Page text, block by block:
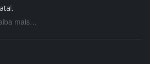
mais…